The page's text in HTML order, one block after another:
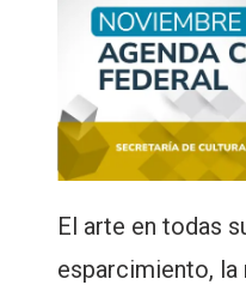
El arte en todas
esparcimiento, la